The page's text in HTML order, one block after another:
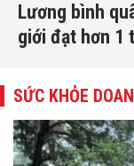
Lương bình
giới đạt hơn 1
SỨC KHỎE